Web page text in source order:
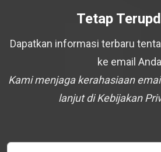
Tetap
Dapatkan informasi terbaru
ke email
Kami menjaga kerahasiaan
lanjut di Kebijakan